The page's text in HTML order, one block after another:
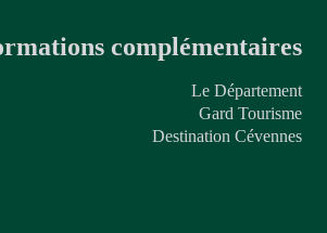
complémentaires
Le Département
Gard Tourisme
Destination Cévennes